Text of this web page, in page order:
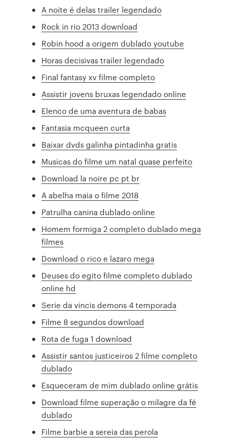
A noite é delas trailer legendado
Rock in rio 2013 download
Robin hood a origem dublado youtube
Horas decisivas trailer legendado
Final fantasy xv filme completo
Assistir jovens bruxas legendado online
Elenco de uma aventura de babas
Fantasia mcqueen curta
Baixar dvds galinha pintadinha gratis
Musicas do filme um natal quase perfeito
Download la noire pc pt br
A abelha maia o filme 2018
Patrulha canina dublado online
Homem formiga 2 completo dublado mega
filmes
Download o rico e lazaro mega
Deuses do egito filme completo dublado
online hd
Serie da vincis demons 4 temporada
Filme 8 segundos download
Rota de fuga 1 download
Assistir santos justiceiros 2 filme completo
dublado
Esqueceram de mim dublado online grátis
Download filme superação o milagre da fé
dublado
Filme barbie a sereia das perola